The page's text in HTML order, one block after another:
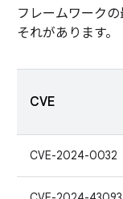
フレームワーク
それがあります。
CVE
CVE-2024-0032